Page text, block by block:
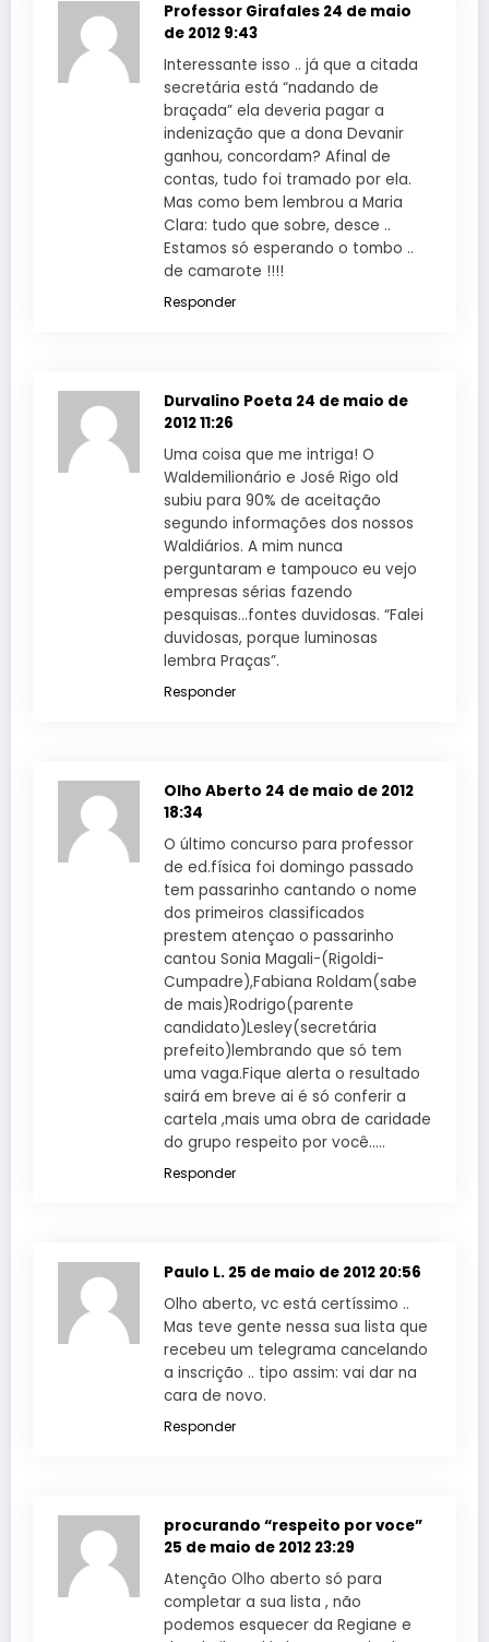
Professor Girafales 24 de maio
de 2012 9:43
Interessante isso .. já que a citada
secretária está “nadando de
braçada” ela deveria pagar a
indenização que a dona Devanir
ganhou, concordam? Afinal de
contas, tudo foi tramado por ela.
Mas como bem lembrou a Maria
Clara: tudo que sobre, desce ..
Estamos só esperando o tombo ..
de camarote !!!!
Responder
Durvalino Poeta 24 de maio de
2012 11:26
Uma coisa que me intriga! O
Waldemilionário e José Rigo old
subiu para 90% de aceitação
segundo informações dos nossos
Waldiários. A mim nunca
perguntaram e tampouco eu vejo
empresas sérias fazendo
pesquisas…fontes duvidosas. “Falei
duvidosas, porque luminosas
lembra Praças”.
Responder
Olho Aberto 24 de maio de 2012
18:34
O último concurso para professor
de ed.física foi domingo passado
tem passarinho cantando o nome
dos primeiros classificados
prestem atençao o passarinho
cantou Sonia Magali-(Rigoldi-
Cumpadre),Fabiana Roldam(sabe
de mais)Rodrigo(parente
candidato)Lesley(secretária
prefeito)lembrando que só tem
uma vaga.Fique alerta o resultado
sairá em breve ai é só conferir a
cartela ,mais uma obra de caridade
do grupo respeito por você…..
Responder
Paulo L. 25 de maio de 2012 20:56
Olho aberto, vc está certíssimo ..
Mas teve gente nessa sua lista que
recebeu um telegrama cancelando
a inscrição .. tipo assim: vai dar na
cara de novo.
Responder
procurando “respeito por voce”
25 de maio de 2012 23:29
Atenção Olho aberto só para
completar a sua lista , não
podemos esquecer da Regiane e